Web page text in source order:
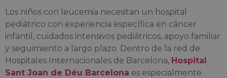
Los niños con leucemia necesitan un hospital
pediátrico con experiencia específica en cáncer
infantil, cuidados intensivos pediátricos, apoyo familiar
y seguimiento a largo plazo. Dentro de la red de
Hospitales Internacionales de Barcelona, Hospital
Sant Joan de Déu Barcelona es especialmente